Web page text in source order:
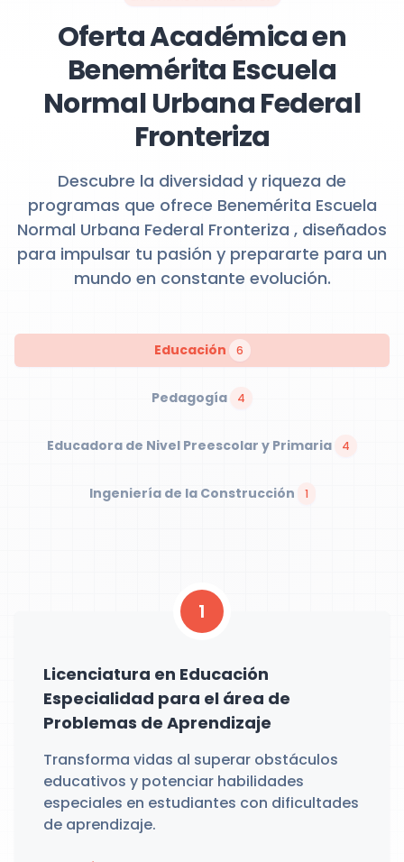
Oferta Académica en
Benemérita Escuela
Normal Urbana Federal
Fronteriza
Descubre la diversidad y riqueza de
programas que ofrece Benemérita Escuela
Normal Urbana Federal Fronteriza , diseñados
para impulsar tu pasión y prepararte para un
mundo en constante evolución.
Educación 6
Pedagogía 4
Educadora de Nivel Preescolar y Primaria 4
Ingeniería de la Construcción 1
1
Licenciatura en Educación
Especialidad para el área de
Problemas de Aprendizaje
Transforma vidas al superar obstáculos
educativos y potenciar habilidades
especiales en estudiantes con dificultades
de aprendizaje.